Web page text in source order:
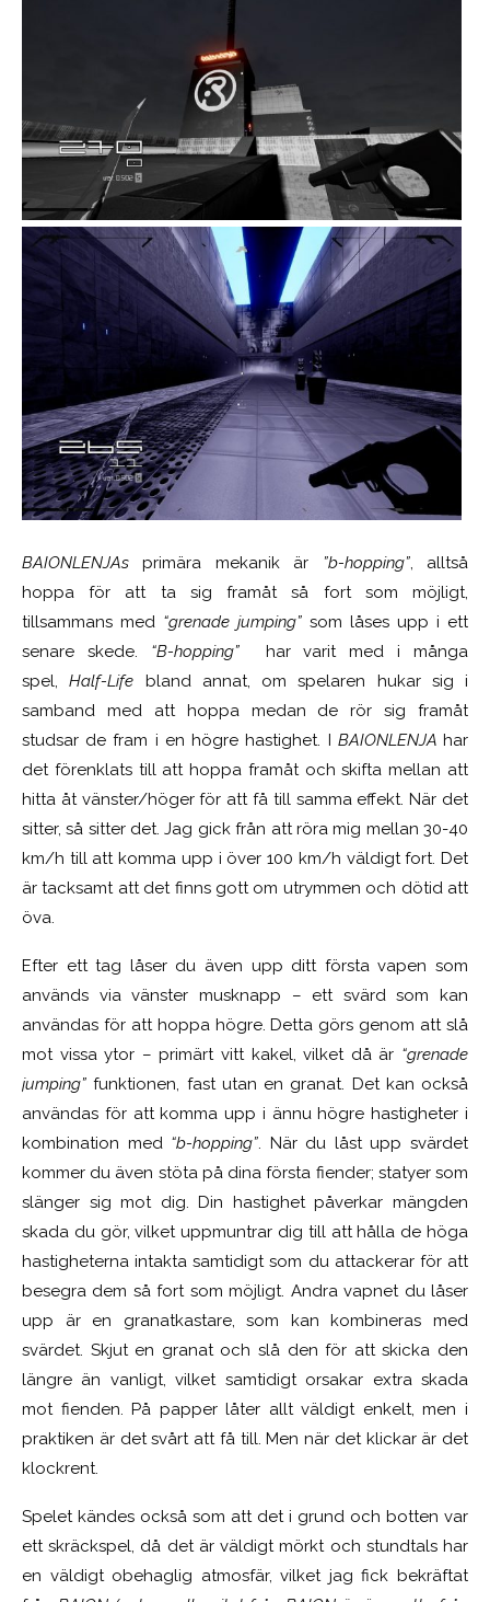
BAIONLENJAsprimära mekanik är ”b-hopping”, alltså
hoppa för att ta sig framåt så fort som möjligt,
tillsammans med “grenade jumping” som låses upp i ett
senare skede. “B-hopping”
har varit med i många
spel,Half-Life bland annat, om spelaren hukar sig i
samband med att hoppa medan de rör sig framåt
studsar de fram i en högre hastighet. I BAIONLENJAhar
det förenklats till att hoppa framåt och skifta mellan att
hitta åt vänster/höger för att få till samma effekt. När det
sitter, så sitter det. Jag gick från att röra mig mellan 30-40
km/h till att komma upp i över 100 km/h väldigt fort. Det
är tacksamt att det finns gott om utrymmen och dötid att
öva.
Efter ett tag låser du även upp ditt första vapen som
används via vänster musknapp – ett svärd som kan
användas för att hoppa högre. Detta görs genom att slå
mot vissa ytor – primärt vitt kakel, vilket då är “grenade
jumping” funktionen, fast utan en granat. Det kan också
användas för att komma upp i ännu högre hastigheter i
kombination med “b-hopping”. När du låst upp svärdet
kommer du även stöta på dina första fiender; statyer som
slänger sig mot dig. Din hastighet påverkar mängden
skada du gör, vilket uppmuntrar dig till att hålla de höga
hastigheterna intakta samtidigt som du attackerar för att
besegra dem så fort som möjligt. Andra vapnet du låser
upp är en granatkastare, som kan kombineras med
svärdet. Skjut en granat och slå den för att skicka den
längre än vanligt, vilket samtidigt orsakar extra skada
mot fienden. På papper låter allt väldigt enkelt, men i
praktiken är det svårt att få till. Men när det klickar är det
klockrent.
Spelet kändes också som att det i grund och botten var
ett skräckspel, då det är väldigt mörkt och stundtals har
en väldigt obehaglig atmosfär, vilket jag fick bekräftat